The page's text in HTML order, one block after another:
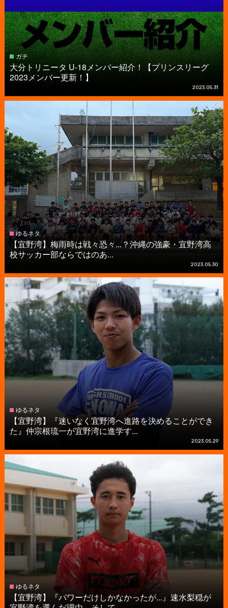
ガチ
大分トリニータ U-18メンバー紹介！【プリンスリーグ
2023メンバー更新！】
2023.05.31
ゆるネタ
【宜野湾】梅雨時は戦々恐々...？沖縄の強豪・宜野湾高
校サッカー部ならではのあ...
2023.05.30
ゆるネタ
【宜野湾】『迷いなく宜野湾へ進路を決めることができ
た』仲宗根琉一が宜野湾に進学す...
2023.05.29
ゆるネタ
【宜野湾】『パワーだけしかなかったが...』速水梨穏が